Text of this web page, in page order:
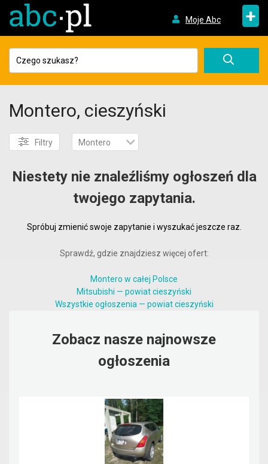
Moje Abc +
Montero, cieszyński
Filtry Montero
Niestety nie znaleźliśmy ogłoszeń dla
twojego zapytania.
Spróbuj zmienić swoje zapytanie i wyszukać jeszcze raz.
Sprawdź, gdzie znajdziesz więcej ofert:
Montero w całej Polsce
Mitsubishi — powiat cieszyński
Wszystkie ogłoszenia — powiat cieszyński
Zobacz nasze najnowsze
ogłoszenia